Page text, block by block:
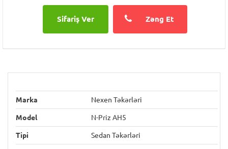
Zəng Et
Marka Nexen Təkərləri
Model N-Priz AH5
Tipi Sedan Təkərləri